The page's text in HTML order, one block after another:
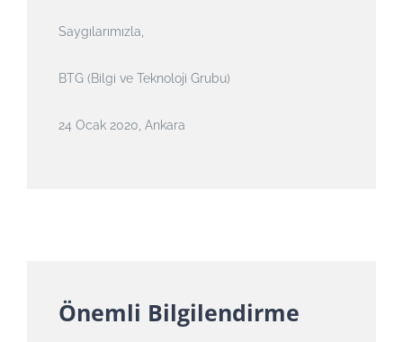
Saygılarımızla,
BTG (Bilgi ve Teknoloji Grubu)
24 Ocak 2020, Ankara
Önemli Bilgilendirme